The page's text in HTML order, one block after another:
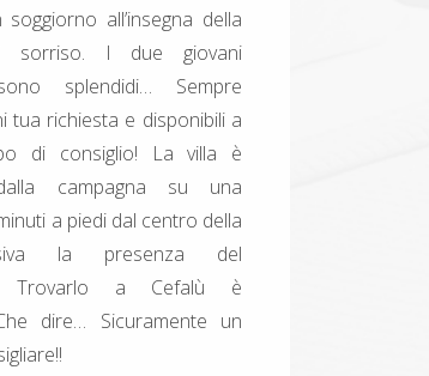
all’insegna della
sorriso. I due giovani
splendidi… Sempre
tua richiesta e disponibili a
di consiglio! La villa è
campagna su una
a piedi dal centro della
la presenza del
Trovarlo a Cefalù è
dire… Sicuramente un